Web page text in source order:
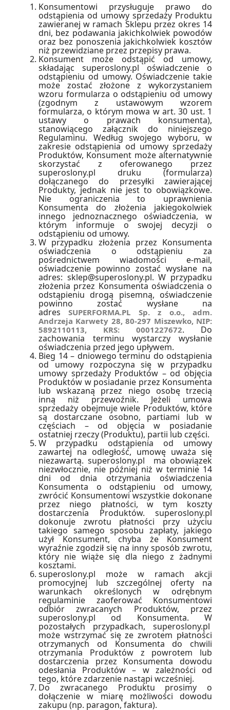
Konsumentowi przysługuje prawo do
odstąpienia od umowy sprzedaży Produktu
zawieranej w ramach Sklepu przez okres 14
dni, bez podawania jakichkolwiek powodów
oraz bez ponoszenia jakichkolwiek kosztów
niż przewidziane przez przepisy prawa.
Konsument może odstąpić od umowy,
składając superoslony.pl oświadczenie o
odstąpieniu od umowy. Oświadczenie takie
może zostać złożone z wykorzystaniem
wzoru formularza o odstąpieniu od umowy
(zgodnym z ustawowym wzorem
formularza, o którym mowa w art. 30 ust. 1
ustawy o prawach konsumenta),
stanowiącego załącznik do niniejszego
Regulaminu. Według swojego wyboru, w
zakresie odstąpienia od umowy sprzedaży
Produktów, Konsument może alternatywnie
skorzystać z oferowanego przez
superoslony.pl druku (formularza)
dołączanego do przesyłki zawierającej
Produkty, jednak nie jest to obowiązkowe.
Nie ograniczenia to uprawnienia
Konsumenta do złożenia jakiegokolwiek
innego jednoznacznego oświadczenia, w
którym informuje o swojej decyzji o
odstąpieniu od umowy.
W przypadku złożenia przez Konsumenta
oświadczenia o odstąpieniu za
pośrednictwem wiadomości e-mail,
oświadczenie powinno zostać wysłane na
adres: sklep@superoslony.pl. W przypadku
złożenia przez Konsumenta oświadczenia o
odstąpieniu drogą pisemną, oświadczenie
powinno zostać wysłane na
adresSUPERFORMA.PL Sp. z o.o., adm.
Andrzeja Karwety 28, 80-297 Miszewko, NIP:
5892110113, KRS: 0001227672. Do
zachowania terminu wystarczy wysłanie
oświadczenia przed jego upływem.
Bieg 14 – dniowego terminu do odstąpienia
od umowy rozpoczyna się w przypadku
umowy sprzedaży Produktów – od objęcia
Produktów w posiadanie przez Konsumenta
lub wskazaną przez niego osobę trzecią
inną niż przewoźnik. Jeżeli umowa
sprzedaży obejmuje wiele Produktów, które
są dostarczane osobno, partiami lub w
częściach – od objęcia w posiadanie
ostatniej rzeczy (Produktu), partii lub części.
W przypadku odstąpienia od umowy
zawartej na odległość, umowę uważa się
niezawartą. superoslony.pl ma obowiązek
niezwłocznie, nie później niż w terminie 14
dni od dnia otrzymania oświadczenia
Konsumenta o odstąpieniu od umowy,
zwrócić Konsumentowi wszystkie dokonane
przez niego płatności, w tym koszty
dostarczenia Produktów. superoslony.pl
dokonuje zwrotu płatności przy użyciu
takiego samego sposobu zapłaty, jakiego
użył Konsument, chyba że Konsument
wyraźnie zgodził się na inny sposób zwrotu,
który nie wiąże się dla niego z żadnymi
kosztami.
superoslony.pl może w ramach akcji
promocyjnej lub szczególnej oferty na
warunkach określonych w odrębnym
regulaminie zaoferować Konsumentowi
odbiór zwracanych Produktów, przez
superoslony.pl od Konsumenta. W
pozostałych przypadkach, superoslony.pl
może wstrzymać się ze zwrotem płatności
otrzymanych od Konsumenta do chwili
otrzymania Produktów z powrotem lub
dostarczenia przez Konsumenta dowodu
odesłania Produktów – w zależności od
tego, które zdarzenie nastąpi wcześniej.
Do zwracanego Produktu prosimy o
dołączenie w miarę możliwości dowodu
zakupu (np. paragon, faktura).